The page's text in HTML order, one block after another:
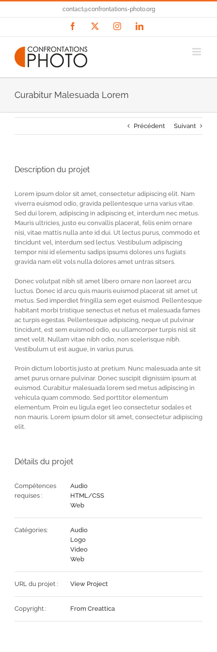
contact@confrontations-photo.org
Facebook InstagramLinkedIn
Curabitur Malesuada Lorem
Précédent Suivant
Description du projet
Lorem ipsum dolor sit amet, consectetur adipiscing elit. Nam
viverra euismod odio, gravida pellentesque urna varius vitae.
Sed dui lorem, adipiscing in adipiscing et, interdum nec metus.
Mauris ultricies, justo eu convallis placerat, felis enim ornare
nisi, vitae mattis nulla ante id dui. Ut lectus purus, commodo et
tincidunt vel, interdum sed lectus. Vestibulum adipiscing
tempor nisi id elementu sadips ipsums dolores uns fugiats
gravida nam elit vols nulla dolores amet untras sitsers.
Donec volutpat nibh sit amet libero ornare non laoreet arcu
luctus. Donec id arcu quis mauris euismod placerat sit amet ut
metus. Sed imperdiet fringilla sem eget euismod. Pellentesque
habitant morbi tristique senectus et netus et malesuada fames
ac turpis egestas. Pellentesque adipiscing, neque ut pulvinar
tincidunt, est sem euismod odio, eu ullamcorper turpis nisl sit
amet velit. Nullam vitae nibh odio, non scelerisque nibh.
Vestibulum ut est augue, in varius purus.
Proin dictum lobortis justo at pretium. Nunc malesuada ante sit
amet purus ornare pulvinar. Donec suscipit dignissim ipsum at
euismod. Curabitur malesuada lorem sed metus adipiscing in
vehicula quam commodo. Sed porttitor elementum
elementum. Proin eu ligula eget leo consectetur sodales et
non mauris. Lorem ipsum dolor sit amet, consectetur adipiscing
elit.
Détails du projet
Compétences
requises :
Audio
HTML/CSS
Web
Catégories:
Audio
Logo
Video
Web
URL du projet : View Project
Copyright : From Creattica